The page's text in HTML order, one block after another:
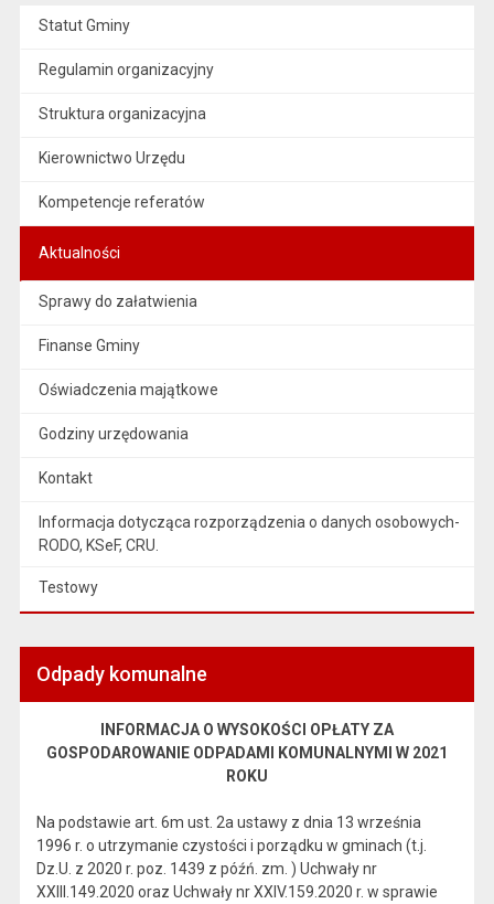
Statut Gminy
Regulamin organizacyjny
Struktura organizacyjna
Kierownictwo Urzędu
Kompetencje referatów
Aktualności
Sprawy do załatwienia
Finanse Gminy
Oświadczenia majątkowe
Godziny urzędowania
Kontakt
Informacja dotycząca rozporządzenia o danych osobowych-
RODO, KSeF, CRU.
Testowy
Odpady komunalne
INFORMACJA O WYSOKOŚCI OPŁATY ZA
GOSPODAROWANIE ODPADAMI KOMUNALNYMI W 2021
ROKU
Na podstawie art. 6m ust. 2a ustawy z dnia 13 września
1996 r. o utrzymanie czystości i porządku w gminach (t.j.
Dz.U. z 2020 r. poz. 1439 z późń. zm. ) Uchwały nr
XXIII.149.2020 oraz Uchwały nr XXIV.159.2020 r. w sprawie